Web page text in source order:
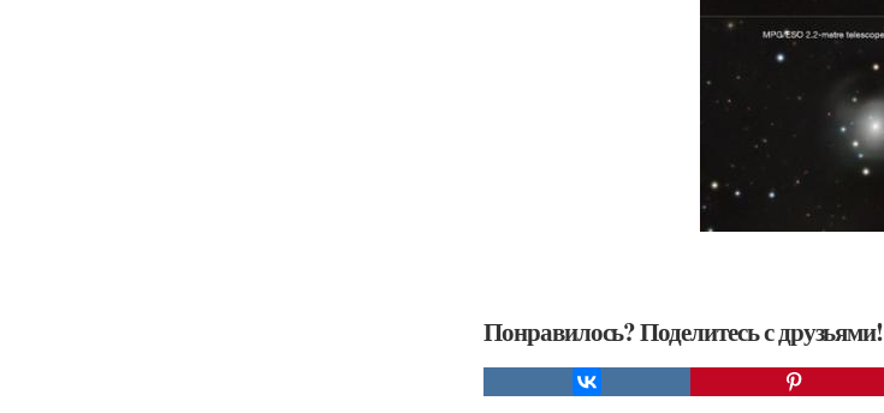
Понравилось? Поделитесь с друзьями!